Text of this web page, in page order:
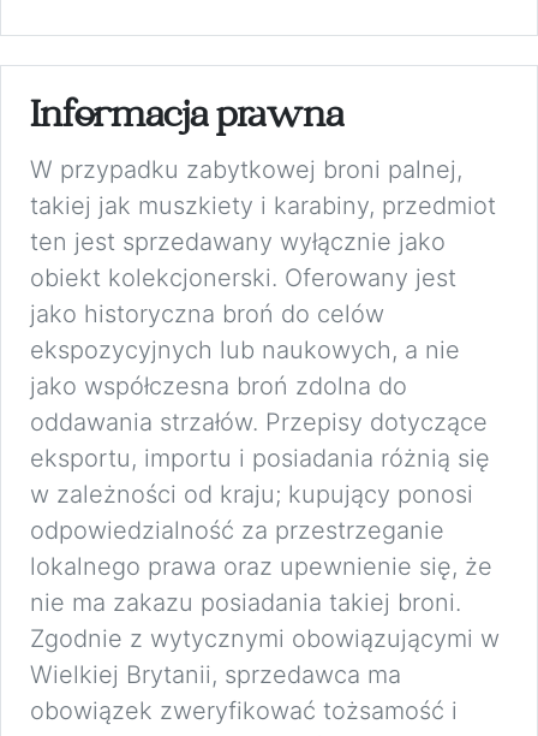
Informacja prawna
W przypadku zabytkowej broni palnej,
takiej jak muszkiety i karabiny, przedmiot
ten jest sprzedawany wyłącznie jako
obiekt kolekcjonerski. Oferowany jest
jako historyczna broń do celów
ekspozycyjnych lub naukowych, a nie
jako współczesna broń zdolna do
oddawania strzałów. Przepisy dotyczące
eksportu, importu i posiadania różnią się
w zależności od kraju; kupujący ponosi
odpowiedzialność za przestrzeganie
lokalnego prawa oraz upewnienie się, że
nie ma zakazu posiadania takiej broni.
Zgodnie z wytycznymi obowiązującymi w
Wielkiej Brytanii, sprzedawca ma
obowiązek zweryfikować tożsamość i